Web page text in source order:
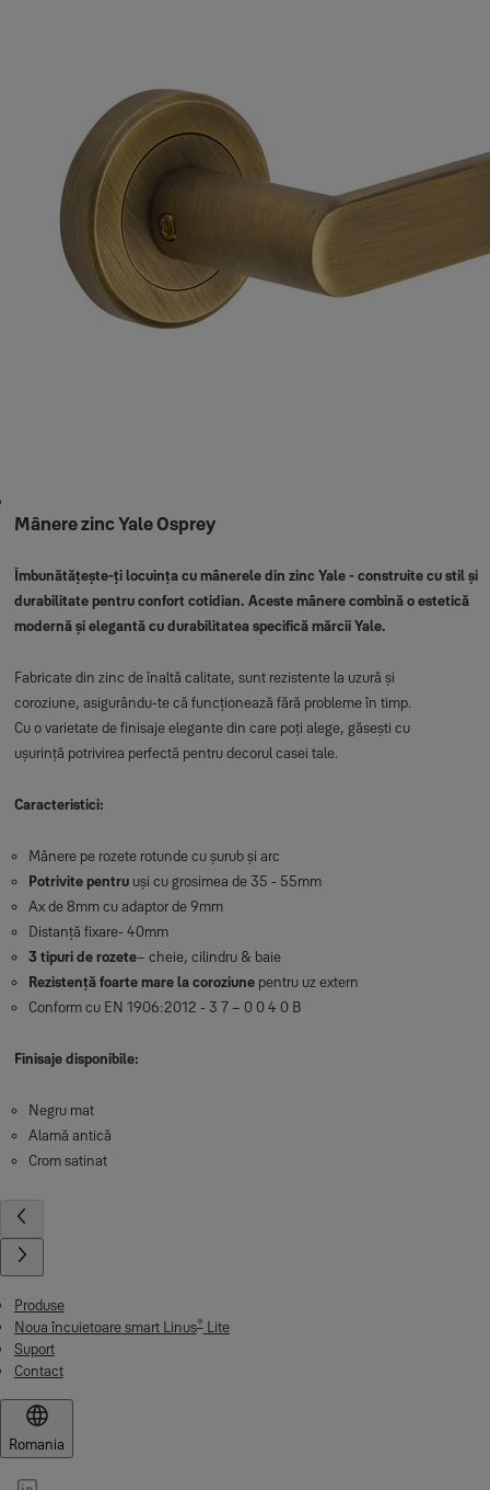
Mânere zinc Yale Osprey
Îmbunătățește-ți locuința cu mânerele din zinc Yale - construite cu stil și
durabilitate pentru confort cotidian. Aceste mânere combină o estetică
modernă și elegantă cu durabilitatea specifică mărcii Yale.
Fabricate din zinc de înaltă calitate, sunt rezistente la uzură și
coroziune, asigurându-te că funcționează fără probleme în timp.
Cu o varietate de finisaje elegante din care poți alege, găsești cu
ușurință potrivirea perfectă pentru decorul casei tale.
Caracteristici:
Mânere pe rozete rotunde cu șurub și arc
Potrivite pentruuși cu grosimea de 35 - 55mm
Ax de 8mm cu adaptor de 9mm
Distanță fixare- 40mm
3 tipuri de rozete– cheie, cilindru & baie
Rezistență foarte mare la coroziunepentru uz extern
Conform cu EN 1906:2012 - 3 7 – 0 0 4 0 B
Finisaje disponibile:
Negru mat
Alamă antică
Crom satinat
Produse
Noua încuietoare smart Linus®Lite
Suport
Contact
Romania